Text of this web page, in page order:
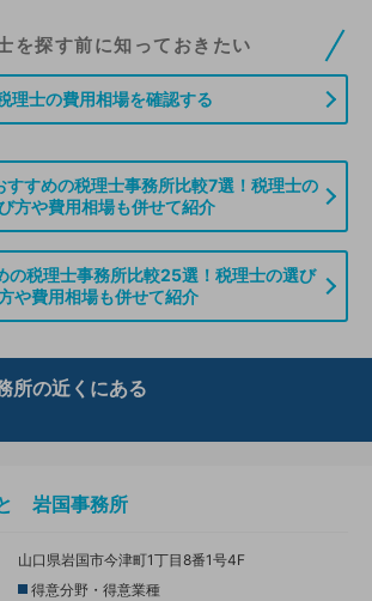
料会員にご登録いただくと、貴事務所の情報を編集し
ます。また、税理士をお探しの方との接点をご提供す
無料登録のご案内はこちら
を探す前に知っておきたい
理士の費用相場を確認する
すすめの税理士事務所比較7選！税理士の
方や費用相場も併せて紹介
の税理士事務所比較25選！税理士の選び
や費用相場も併せて紹介
所の近くにある
岩国事務所
山口県岩国市今津町1丁目8番1号4F
得意分野・得意業種